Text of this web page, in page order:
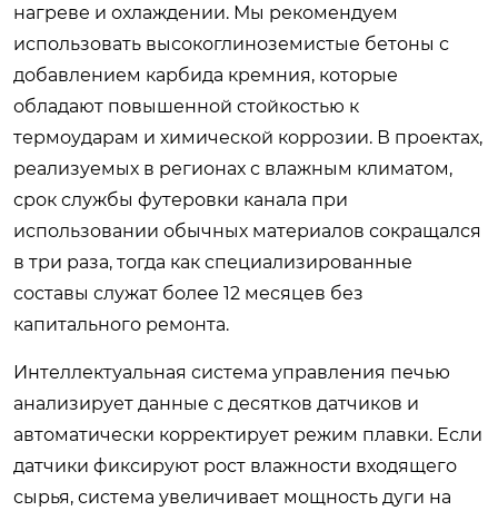
нагреве и охлаждении. Мы рекомендуем
использовать высокоглиноземистые бетоны с
добавлением карбида кремния, которые
обладают повышенной стойкостью к
термоударам и химической коррозии. В проектах,
реализуемых в регионах с влажным климатом,
срок службы футеровки канала при
использовании обычных материалов сокращался
в три раза, тогда как специализированные
составы служат более 12 месяцев без
капитального ремонта.
Интеллектуальная система управления печью
анализирует данные с десятков датчиков и
автоматически корректирует режим плавки. Если
датчики фиксируют рост влажности входящего
сырья, система увеличивает мощность дуги на